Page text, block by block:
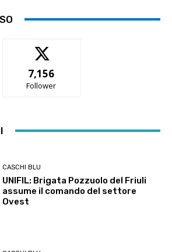
7,156
Follower
CASCHI BLU
UNIFIL: Brigata Pozzuolo del Friuli
assume il comando del settore
Ovest